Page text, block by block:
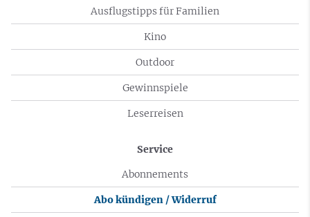
Ausflugstipps für Familien
Kino
Outdoor
Gewinnspiele
Leserreisen
Service
Abonnements
Abo kündigen / Widerruf